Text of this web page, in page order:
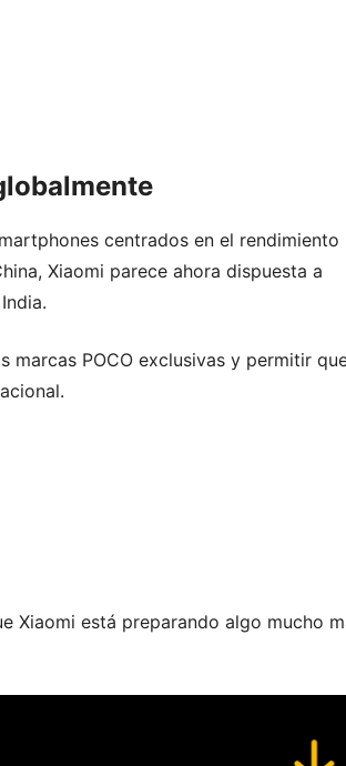
centrados en el rendimiento
Xiaomi parece ahora dispuesta a
marcas POCO exclusivas y permitir
Xiaomi está preparando algo mucho